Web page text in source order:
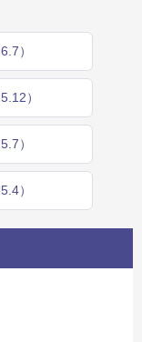
）
）
）
）